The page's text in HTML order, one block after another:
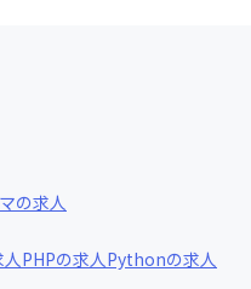
の求人
人PHPの求人Pythonの求人